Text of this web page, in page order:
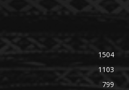
1504
1103
799